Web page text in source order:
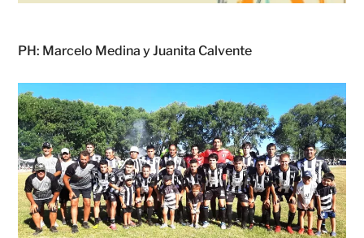
PH: Marcelo Medina y Juanita Calvente